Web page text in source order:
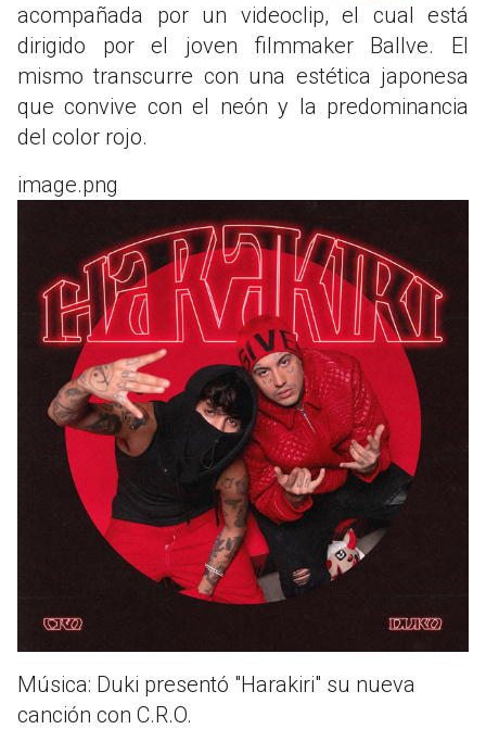
acompañada por un videoclip, el cual está
dirigido por el joven filmmaker Ballve. El
mismo transcurre con una estética japonesa
que convive con el neón y la predominancia
del color rojo.
image.png
Música: Duki presentó "Harakiri" su nueva
canción con C.R.O.